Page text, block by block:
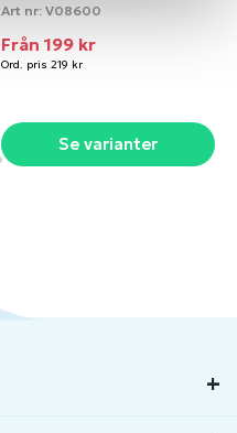
Art nr: V08600
Från 199 kr
Ord. pris 219 kr
Se varianter